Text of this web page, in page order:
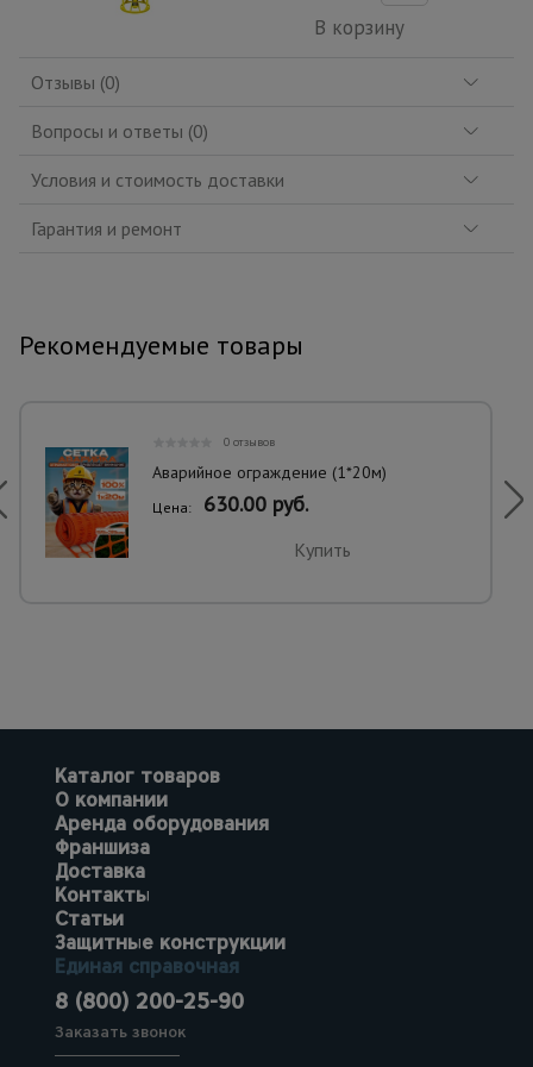
В корзину
Отзывы (0)
Вопросы и ответы (0)
Условия и стоимость доставки
Гарантия и ремонт
Рекомендуемые товары
0 отзывов
Аварийное ограждение (1*20м)
Цена: 630.00 руб.
Купить
Каталог товаров
О компании
Аренда оборудования
Франшиза
Доставка
Контакты
Статьи
Защитные конструкции
Единая справочная
8 (800) 200-25-90
Заказать звонок